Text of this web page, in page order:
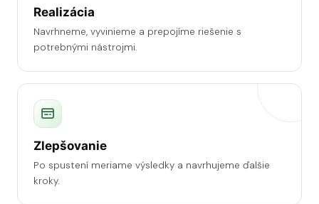
Realizácia
Navrhneme, vyvinieme a prepojíme riešenie s
potrebnými nástrojmi.
Zlepšovanie
Po spustení meriame výsledky a navrhujeme ďalšie
kroky.